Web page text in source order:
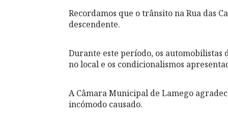
Recordamos que o trânsito na Rua das
descendente.
Durante este período, os
no local e os condicionalismos
A Câmara Municipal de Lamego
incómodo causado.